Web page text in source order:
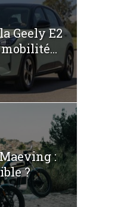
Geely E2
:
?